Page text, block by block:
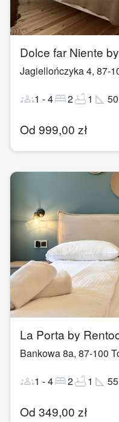
Dolce far Niente
Jagiellończyka 4, 87-
groups1 -4bed2bathtub1 square_foot 50
Od 999,00 zł
La Porta by
Bankowa 8a, 87-100
groups1 -4bed2bathtub1 square_foot 55
Od 349,00 zł